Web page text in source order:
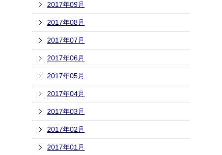
2017年09月
2017年08月
2017年07月
2017年06月
2017年05月
2017年04月
2017年03月
2017年02月
2017年01月